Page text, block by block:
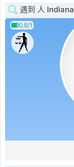
遇到 人 Indiana
0.8/1